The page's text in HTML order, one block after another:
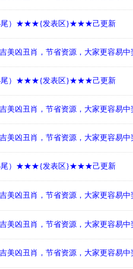
小尾）★★★{发表区}★★★己更新
美凶丑肖，节省资源，大家更容易
小尾）★★★{发表区}★★★己更新
美凶丑肖，节省资源，大家更容易
美凶丑肖，节省资源，大家更容易
小尾）★★★{发表区}★★★己更新
美凶丑肖，节省资源，大家更容易
美凶丑肖，节省资源，大家更容易
美凶丑肖，节省资源，大家更容易